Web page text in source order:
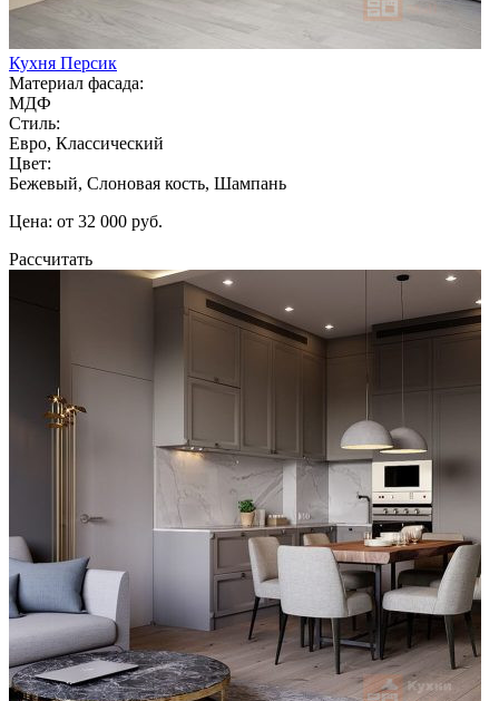
Кухня Персик
Материал фасада:
МДФ
Стиль:
Евро, Классический
Цвет:
Бежевый, Слоновая кость, Шампань
Цена: от 32 000 руб.
Рассчитать